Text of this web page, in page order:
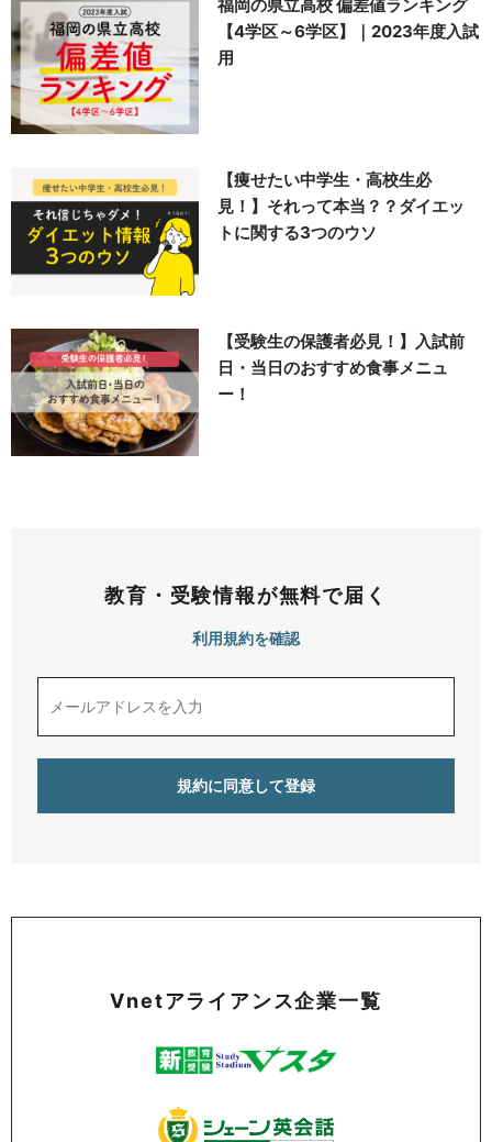
福岡の県立高校 偏差値ランキング
【4学区～6学区】｜2023年度入試
用
【痩せたい中学生・高校生必
見！】それって本当？？ダイエッ
トに関する3つのウソ
【受験生の保護者必見！】入試前
日・当日のおすすめ食事メニュ
ー！
教育・受験情報が無料で届く
利用規約を確認
Vnetアライアンス企業一覧